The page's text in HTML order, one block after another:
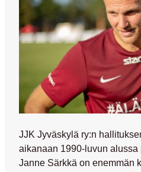
JJK Jyväskylä ry:n
aikanaan 1990-luvun
Janne Särkkä on enemmän